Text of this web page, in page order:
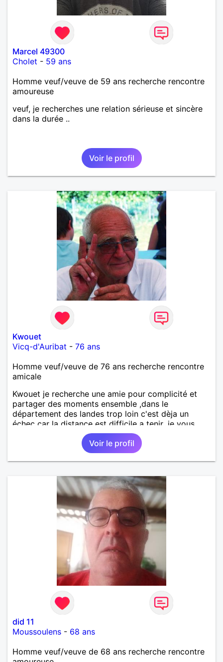
Marcel 49300
Cholet - 59 ans
Homme veuf/veuve de 59 ans recherche rencontre
amoureuse
veuf, je recherches une relation sérieuse et sincère
dans la durée ..
Voir le profil
Kwouet
Vicq-d'Auribat - 76 ans
Homme veuf/veuve de 76 ans recherche rencontre
amicale
Kwouet je recherche une amie pour complicité et
partager des moments ensemble ,dans le
département des landes trop loin c'est dèja un
échec car la distance est difficile a tenir ,je vous
remercie par avance bonne journée ,
Voir le profil
did 11
Moussoulens - 68 ans
Homme veuf/veuve de 68 ans recherche rencontre